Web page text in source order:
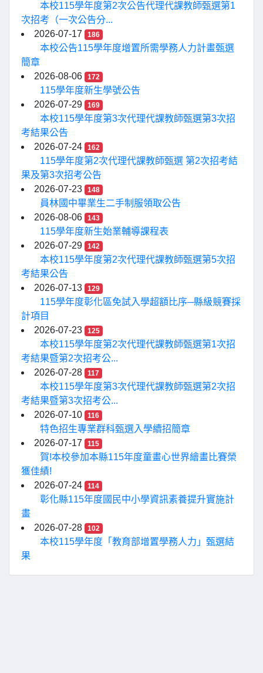
本校115學年度第2次公告代理代課教師甄選第1
次招考（一次公告分...
2026-07-17
186
本校公告115學年度增置所需學務人力計畫甄選
簡章
2026-08-06
172
115學年度新生學號公告
2026-07-29
169
本校115學年度第3次代理代課教師甄選第3次招
考結果公告
2026-07-24
162
115學年度第2次代理代課教師甄選 第2次招考結
果及第3次招考公告
2026-07-23
148
員林國中畢業生二手制服領取公告
2026-08-06
143
115學年度新生始業輔導課程表
2026-07-29
142
本校115學年度第2次代理代課教師甄選第5次招
考結果公告
2026-07-13
129
115學年度彰化區免試入學超額比序─縣級競賽採
計項目
2026-07-23
125
本校115學年度第2次代理代課教師甄選第1次招
考結果暨第2次招考公...
2026-07-28
117
本校115學年度第3次代理代課教師甄選第2次招
考結果暨第3次招考公...
2026-07-10
116
特色招生專業群科甄選入學續招簡章
2026-07-17
115
賀!本校參加本縣115年度童畫心世界繪畫比賽榮
獲佳績!
2026-07-24
114
彰化縣115年度國民中小學資訊素養提升實施計
畫
2026-07-28
102
本校115學年度「教育部增置學務人力」甄選結
果